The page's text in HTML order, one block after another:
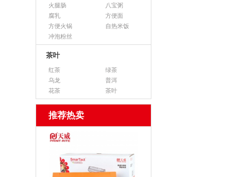
火腿肠
八宝粥
腐乳
方便面
方便火锅
自热米饭
冲泡粉丝
茶叶
红茶
绿茶
乌龙
普洱
花茶
茶叶
推荐热卖